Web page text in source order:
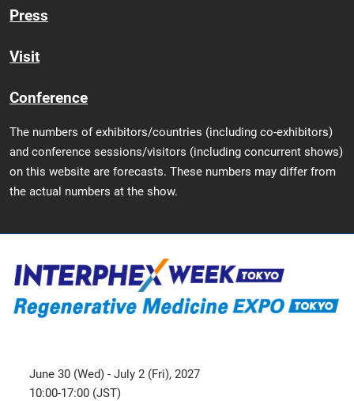
Press
Visit
Conference
The numbers of exhibitors/countries (including co-exhibitors)
and conference sessions/visitors (including concurrent shows)
on this website are forecasts. These numbers may differ from
the actual numbers at the show.
June 30 (Wed) - July 2 (Fri), 2027
10:00-17:00 (JST)